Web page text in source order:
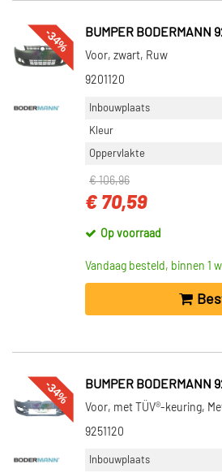
-34% BUMPER BODERMANN
Voor, zwart, Ruw
9201120
Inbouwplaats
Kleur
Oppervlakte
€ 106,96
€ 70,59
Op voorraad
Vandaag besteld, binnen 1
-34% BUMPER BODERMANN
Voor, met TÜV®-keuring,
9251120
Inbouwplaats